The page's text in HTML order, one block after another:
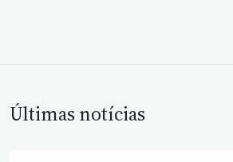
Últimas notícias